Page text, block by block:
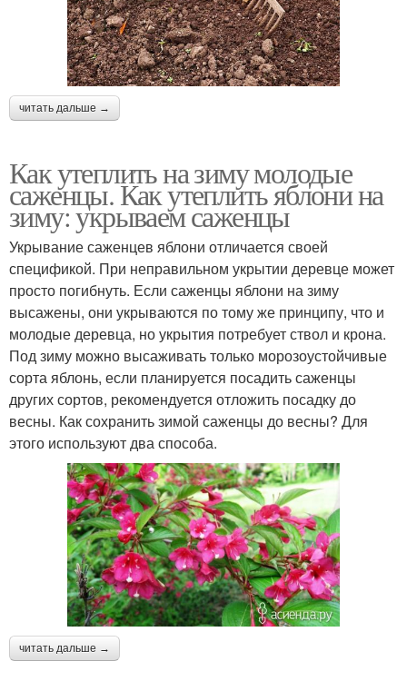
читать дальше →
Как утеплить на зиму молодые
саженцы. Как утеплить яблони на
зиму: укрываем саженцы
Укрывание саженцев яблони отличается своей
спецификой. При неправильном укрытии деревце может
просто погибнуть. Если саженцы яблони на зиму
высажены, они укрываются по тому же принципу, что и
молодые деревца, но укрытия потребует ствол и крона.
Под зиму можно высаживать только морозоустойчивые
сорта яблонь, если планируется посадить саженцы
других сортов, рекомендуется отложить посадку до
весны. Как сохранить зимой саженцы до весны? Для
этого используют два способа.
читать дальше →